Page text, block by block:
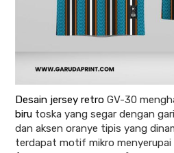
Desain jersey retro GV-30
biru toska yang segar dengan
dan aksen oranye tipis yang
terdapat motif mikro menyerupai